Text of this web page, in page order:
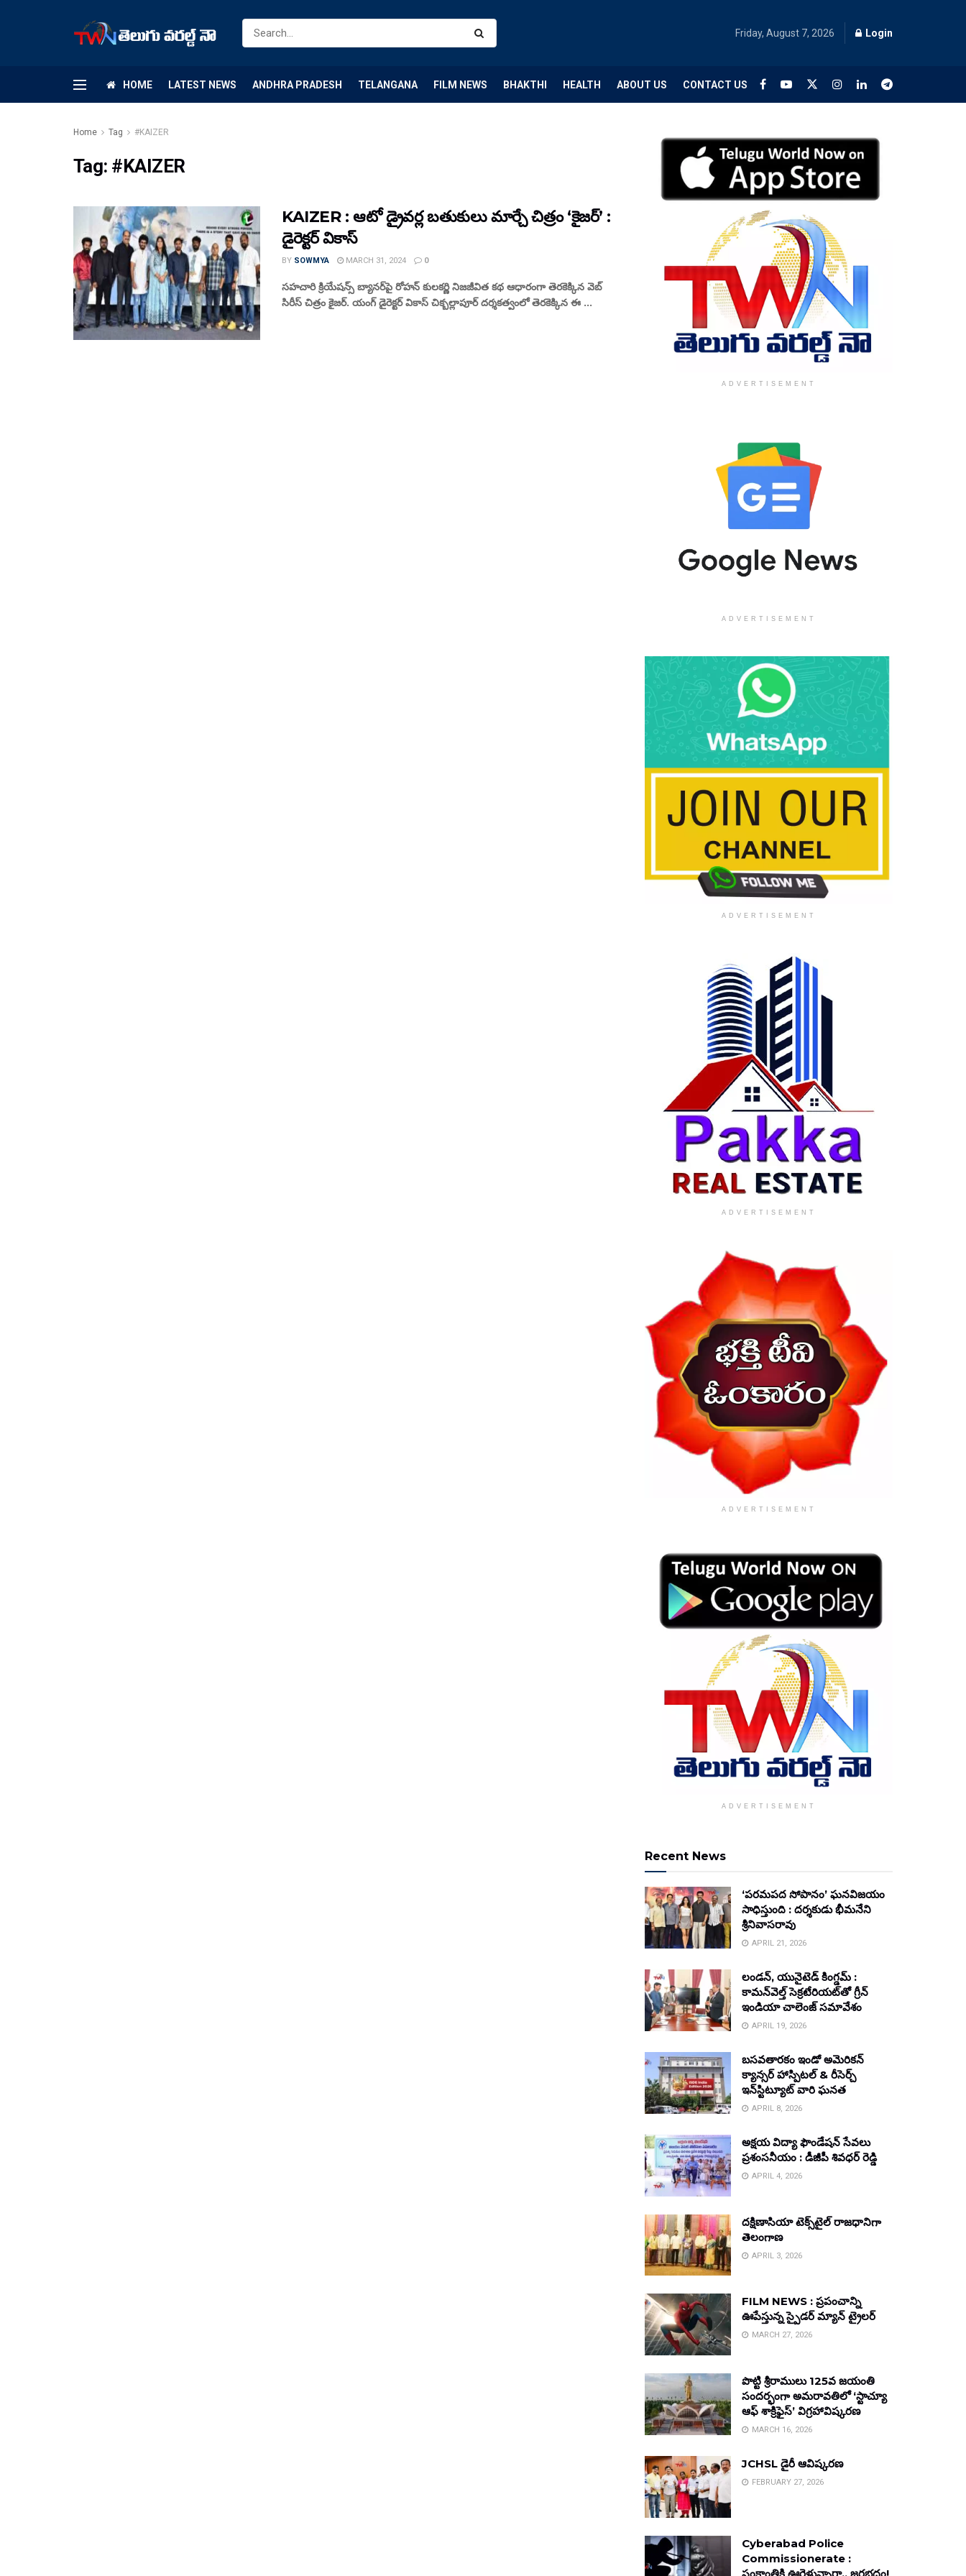
Friday, August 7, 2026 Login
HOME LATEST NEWS ANDHRA PRADESH TELANGANA FILM NEWS BHAKTHI HEALTH ABOUT US CONTACT US
Home Tag #KAIZER
Tag: #KAIZER
KAIZER : ఆటో డ్రైవర్ల బతుకులు మార్చే చిత్రం ‘కైజర్’ :
డైరెక్టర్ వికాస్
BY SOWMYA MARCH 31, 2024 0
సహచారి క్రియేషన్స్ బ్యానర్‌పై రోహన్ కులకర్ణి నిజజీవిత కథ ఆధారంగా తెరకెక్కిన వెబ్
సిరీస్ చిత్రం కైజర్. యంగ్ డైరెక్టర్ వికాస్ చిక్బల్లాపూర్ దర్శకత్వంలో తెరకెక్కిన ఈ ...
ADVERTISEMENT
ADVERTISEMENT
ADVERTISEMENT
ADVERTISEMENT
ADVERTISEMENT
ADVERTISEMENT
Recent News
‘పరమపద సోపానం’ ఘనవిజయం
సాధిస్తుంది : దర్శకుడు భీమనేని
శ్రీనివాసరావు
APRIL 21, 2026
లండన్, యునైటెడ్ కింగ్డమ్ :
కామన్‌వెల్త్ సెక్రటేరియట్‌తో గ్రీన్
ఇండియా చాలెంజ్ సమావేశం
APRIL 19, 2026
బసవతారకం ఇండో అమెరికన్
క్యాన్సర్ హాస్పిటల్ & రీసెర్చ్
ఇన్‌స్టిట్యూట్ వారి ఘనత
APRIL 8, 2026
అక్షయ విద్యా ఫౌండేషన్ సేవలు
ప్రశంసనీయం : డీజీపీ శివధర్ రెడ్డి
APRIL 4, 2026
దక్షిణాసియా టెక్స్‌టైల్ రాజధానిగా
తెలంగాణ
APRIL 3, 2026
FILM NEWS : ప్రపంచాన్ని
ఊపేస్తున్న స్పైడర్ మ్యాన్ ట్రైలర్
MARCH 27, 2026
పొట్టి శ్రీరాములు 125వ జయంతి
సందర్భంగా అమరావతిలో ‘స్టాచ్యూ
ఆఫ్ శాక్రిఫైస్’ విగ్రహావిష్కరణ
MARCH 16, 2026
JCHSL డైరీ ఆవిష్కరణ
FEBRUARY 27, 2026
Cyberabad Police
Commissionerate :